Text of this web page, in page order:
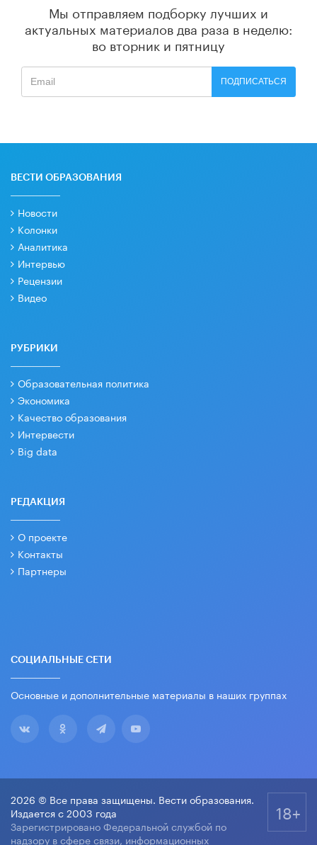
Мы отправляем подборку лучших и
актуальных материалов два раза в неделю:
во вторник и пятницу
ПОДПИСАТЬСЯ
ВЕСТИ ОБРАЗОВАНИЯ
Новости
Колонки
Аналитика
Интервью
Рецензии
Видео
РУБРИКИ
Образовательная политика
Экономика
Качество образования
Интервести
Big data
РЕДАКЦИЯ
О проекте
Контакты
Партнеры
СОЦИАЛЬНЫЕ СЕТИ
Основные и дополнительные материалы в наших группах
2026 © Все права защищены. Вести образования.
Издается с 2003 года
Зарегистрировано Федеральной службой по
надзору в сфере связи, информационных
18+